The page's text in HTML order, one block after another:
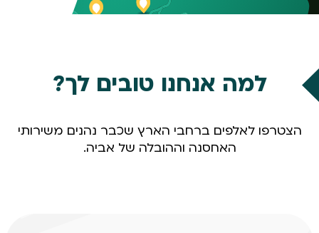
קיבוץ הראל
יד בנימין
ראשון לציון חולון
מבואות ירושלים
למה אנחנו טובים לך?
הצטרפו לאלפים ברחבי הארץ שכבר נהנים משירותי
האחסנה וההובלה של אביה.